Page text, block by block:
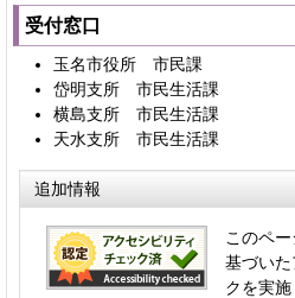
受付窓口
玉名市役所 市民課
岱明支所 市民生活課
横島支所 市民生活課
天水支所 市民生活課
追加情報
このペ
基づい
クを実施